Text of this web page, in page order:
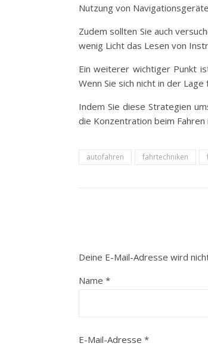
Nutzung von
Zudem sollten Sie auch
wenig Licht das Lesen von
Ein weiterer wichtiger Punkt
Wenn Sie sich nicht in der
Indem Sie diese Strategien
die Konzentration beim Fahren
autofahren fahrtechniken
Deine E-Mail-Adresse wird
Name *
E-Mail-Adresse *